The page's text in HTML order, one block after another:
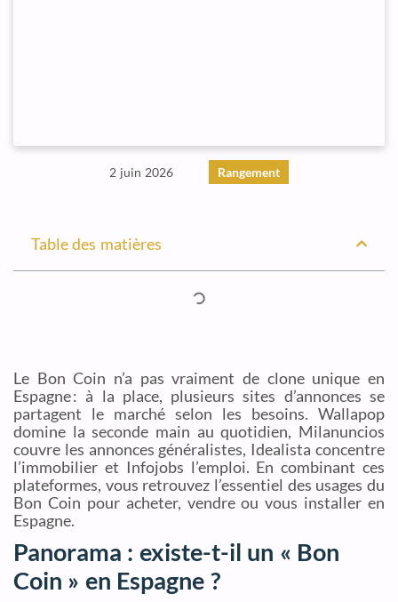
2 juin 2026 Rangement
Table des matières
Le Bon Coin n’a pas vraiment de clone unique en
Espagne : à la place, plusieurs sites d’annonces se
partagent le marché selon les besoins. Wallapop
domine la seconde main au quotidien, Milanuncios
couvre les annonces généralistes, Idealista concentre
l’immobilier et Infojobs l’emploi. En combinant ces
plateformes, vous retrouvez l’essentiel des usages du
Bon Coin pour acheter, vendre ou vous installer en
Espagne.
Panorama : existe-t-il un « Bon
Coin » en Espagne ?